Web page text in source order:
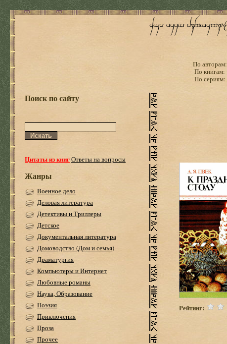
По авторам:
По книгам:
По сериям:
Поиск по сайту
Цитаты из книгОтветы на вопросы
Жанры
Военное дело
Деловая литература
Детективы и Триллеры
Детское
Документальная литература
Домоводство (Дом и семья)
Драматургия
Компьютеры и Интернет
Любовные романы
Наука, Образование
Поэзия
Приключения
Проза
Прочее
Рейтинг: